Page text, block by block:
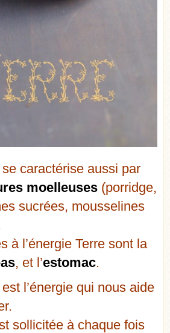
se caractérise aussi par
moelleuses (porridge,
sucrées, mousselines
à l’énergie Terre sont la
, et l’estomac.
est l’énergie qui nous aide
sollicitée à chaque fois